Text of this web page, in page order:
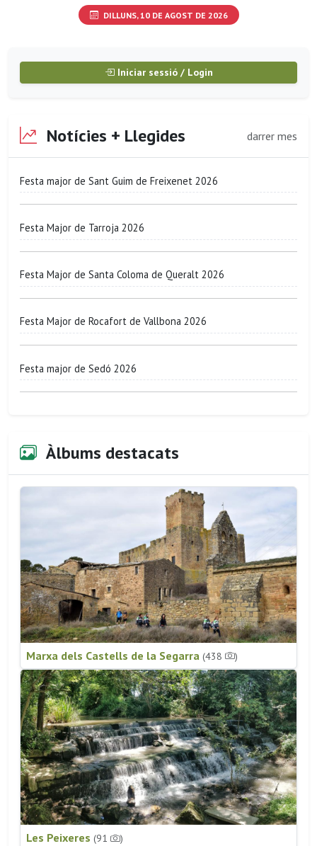
DILLUNS, 10 DE AGOST DE 2026
Iniciar sessió / Login
Notícies + Llegides darrer mes
Festa major de Sant Guim de Freixenet 2026
Festa Major de Tarroja 2026
Festa Major de Santa Coloma de Queralt 2026
Festa Major de Rocafort de Vallbona 2026
Festa major de Sedó 2026
Àlbums destacats
Marxa dels Castells de la Segarra (438 )
Les Peixeres (91 )